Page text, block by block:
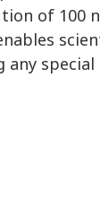
of 100